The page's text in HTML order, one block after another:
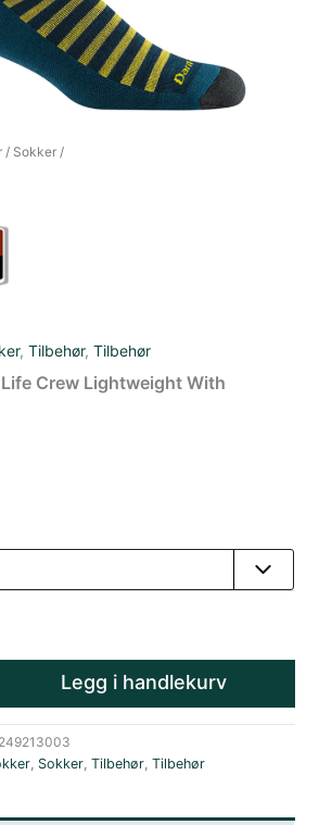
/ Sokker /
,Tilbehør,Tilbehør
Crew Lightweight With
Legg i handlekurv
, Sokker,Tilbehør,Tilbehør